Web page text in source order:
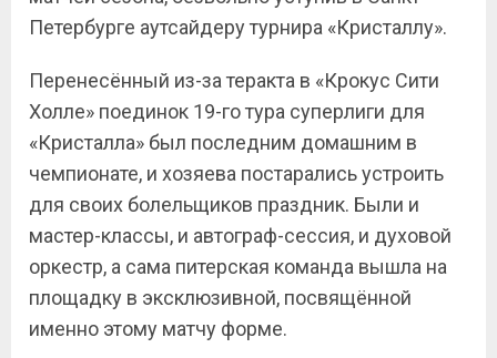
Петербурге аутсайдеру турнира «Кристаллу».
Перенесённый из-за теракта в «Крокус Сити
Холле» поединок 19-го тура суперлиги для
«Кристалла» был последним домашним в
чемпионате, и хозяева постарались устроить
для своих болельщиков праздник. Были и
мастер-классы, и автограф-сессия, и духовой
оркестр, а сама питерская команда вышла на
площадку в эксклюзивной, посвящённой
именно этому матчу форме.